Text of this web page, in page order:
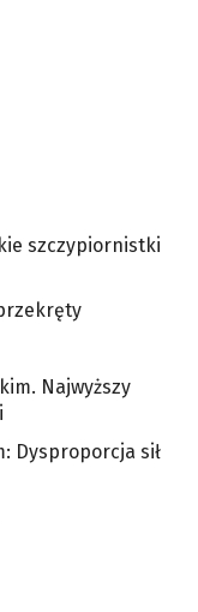
szczypiornistki
Najwyższy
Dysproporcja sił